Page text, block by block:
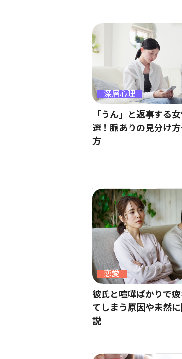
深層心理
「うん」と返事する
選！脈ありの見分け
方
恋愛
彼氏と喧嘩ばかりで
てしまう原因や未然
説